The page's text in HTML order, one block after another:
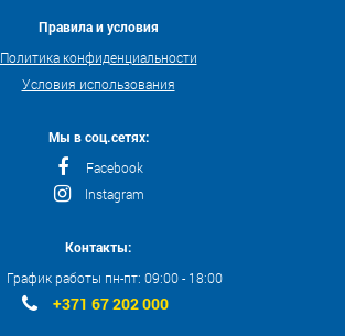
Правила и условия
Политика конфиденциальности
Условия использования
Мы в соц.сетях:
Facebook
Instagram
Контакты:
График работы пн-пт: 09:00 - 18:00
+371 67 202 000